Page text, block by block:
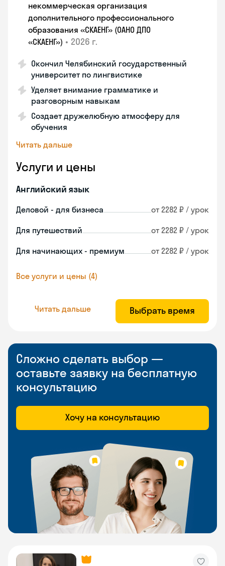
некоммерческая организация
дополнительного профессионального
образования «СКАЕНГ» (ОАНО ДПО
«СКАЕНГ») • 2026 г.
Окончил Челябинский государственный
университет по лингвистике
Уделяет внимание грамматике и
разговорным навыкам
Создает дружелюбную атмосферу для
обучения
Читать дальше
Услуги и цены
Английский язык
Деловой - для бизнеса от 2282 ₽ / урок
Для путешествий от 2282 ₽ / урок
Для начинающих - премиум от 2282 ₽ / урок
Все услуги и цены (4)
Читать дальше Выбрать время
Сложно сделать выбор —
оставьте заявку на бесплатную
консультацию
Хочу на консультацию